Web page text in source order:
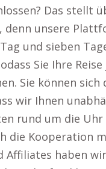
Das stellt
denn unsere
und sieben
Sie Ihre
Sie können sich
wir Ihnen
rund um die
die Kooperation
Affiliates haben